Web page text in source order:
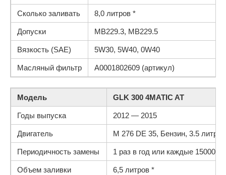
Сколько заливать 8,0 литров *
Допуски MB229.3, MB229.5
Вязкость (SAE) 5W30, 5W40, 0W40
Масляный фильтр A0001802609 (артикул)
Модель GLK 300 4MATIC AT
Годы выпуска 2012 — 2015
Двигатель M 276 DE 35, Бензин, 3.5
Периодичность замены 1 раз в год или каждые 15000
Объем заливки 6,5 литров *